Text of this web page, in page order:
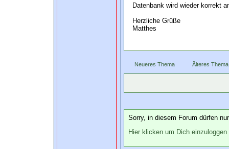
Datenbank wird wieder korrekt
Herzliche Grüße
Matthes
Neueres Thema Älteres Thema
Sorry, in diesem Forum dürfen
Hier klicken um Dich einzuloggen